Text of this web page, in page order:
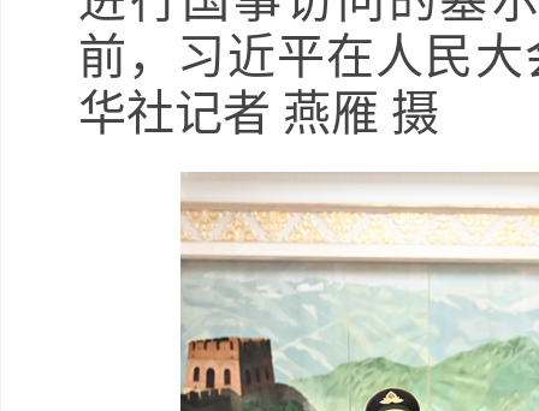
前，习近平在人民
华社记者 燕雁 摄